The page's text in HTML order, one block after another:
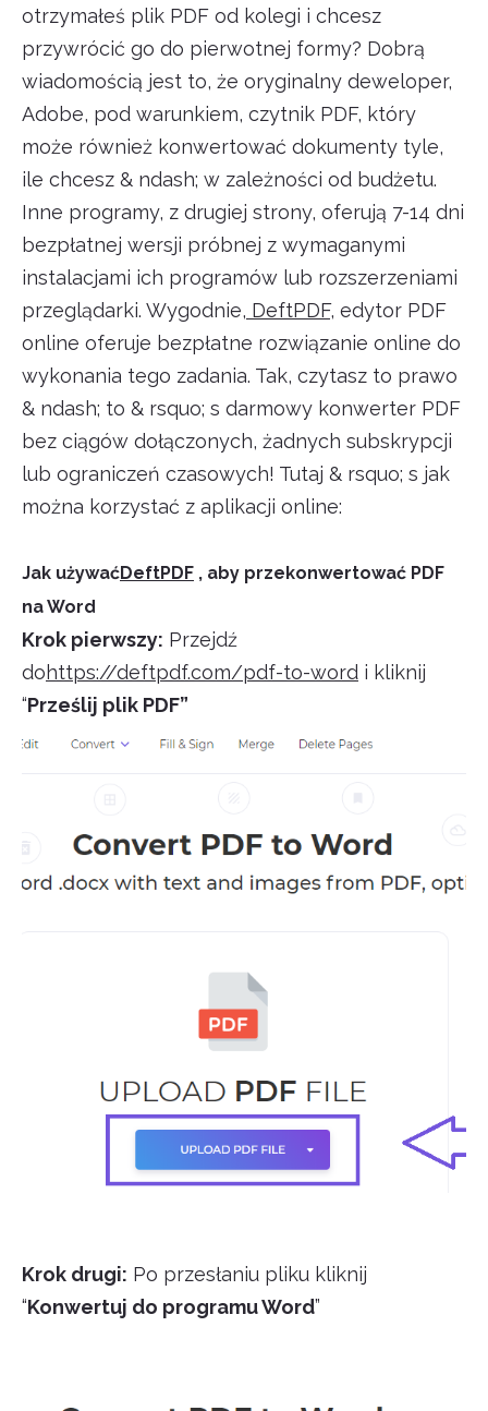
otrzymałeś plik PDF od kolegi i chcesz
przywrócić go do pierwotnej formy? Dobrą
wiadomością jest to, że oryginalny deweloper,
Adobe, pod warunkiem, czytnik PDF, który
może również konwertować dokumenty tyle,
ile chcesz & ndash; w zależności od budżetu.
Inne programy, z drugiej strony, oferują 7-14 dni
bezpłatnej wersji próbnej z wymaganymi
instalacjami ich programów lub rozszerzeniami
przeglądarki. Wygodnie, DeftPDF, edytor PDF
online oferuje bezpłatne rozwiązanie online do
wykonania tego zadania. Tak, czytasz to prawo
& ndash; to & rsquo; s darmowy konwerter PDF
bez ciągów dołączonych, żadnych subskrypcji
lub ograniczeń czasowych! Tutaj & rsquo; s jak
można korzystać z aplikacji online:
Jak używaćDeftPDF , aby przekonwertować PDF
na Word
Krok pierwszy: Przejdź
dohttps://deftpdf.com/pdf-to-word i kliknij
“Prześlij plik PDF”
Krok drugi: Po przesłaniu pliku kliknij
“Konwertuj do programu Word”